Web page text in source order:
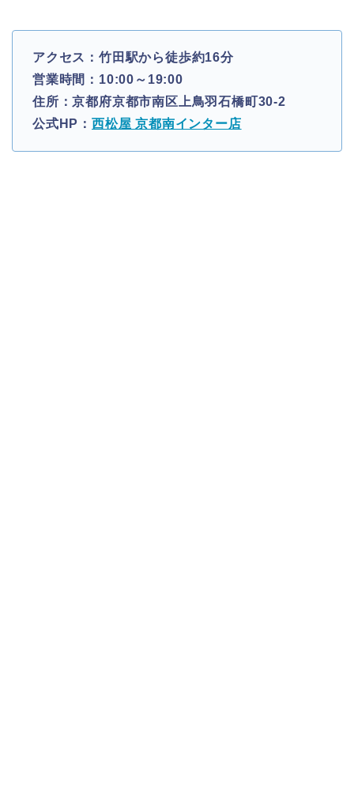
アクセス：竹田駅から徒歩約16分
営業時間：10:00～19:00
住所：京都府京都市南区上鳥羽石橋町30-2
公式HP： 西松屋 京都南インター店